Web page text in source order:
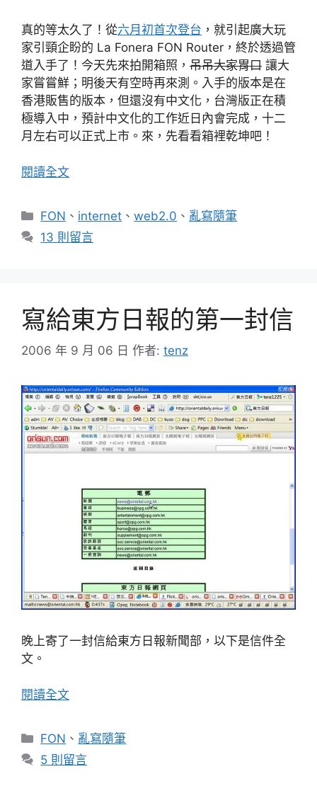
真的等太久了！從六月初首次登台 ，就引起廣大玩
家引頸企盼的 La Fonera FON Router，終於透過管
道入手了！今天先來拍開箱照， 吊吊大家胃口 讓大
家嘗嘗鮮；明後天有空時再來測。入手的版本是在
香港販售的版本，但還沒有中文化，台灣版正在積
極導入中，預計中文化的工作近日內會完成，十二
月左右可以正式上市。來，先看看箱裡乾坤吧！
閱讀全文
分
類
FON 、 internet 、web2.0 、 亂寫隨筆
13 則留言
寫給東方日報的第一封信
2006 年 9 月 06 日 作者: tenz
晚上寄了一封信給東方日報新聞部，以下是信件全
文。
閱讀全文
分
類
FON 、 亂寫隨筆
5 則留言